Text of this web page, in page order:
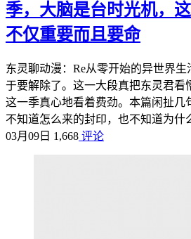
季，大脑是台时光机，
不仅重要而且要命
东灵聊动漫：Re从零开始的异世界
于要解除了。这一大段真把东灵君看
这一季真心地看着费劲。本篇闲扯几
不知道怎么来的封印，也不知道为什
03月09日 1,668 评论